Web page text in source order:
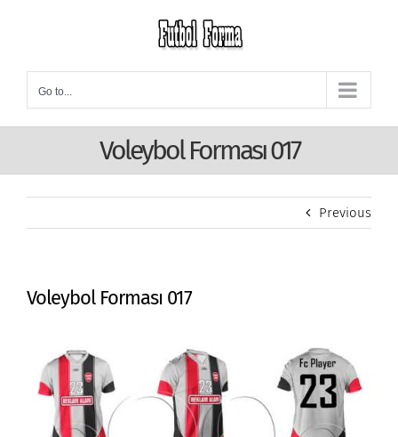
content
Go to...
Voleybol Forması 017
Previous
Voleybol Forması 017